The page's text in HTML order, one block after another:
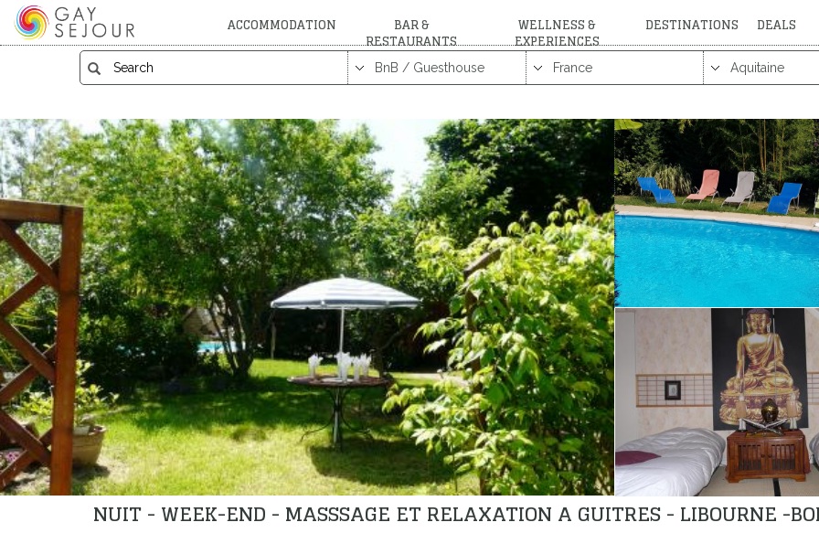
ACCOMMODATION BAR &
RESTAURANTS
WELLNESS &
EXPERIENCES
DESTINATIONS DEALS
NUIT - WEEK-END - MASSSAGE ET RELAXATION A GUITRES - LIBOURNE -